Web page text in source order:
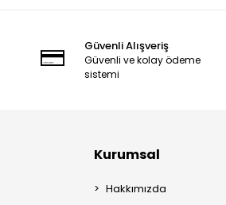
Güvenli Alışveriş
Güvenli ve kolay ödeme
sistemi
Kurumsal
Hakkımızda